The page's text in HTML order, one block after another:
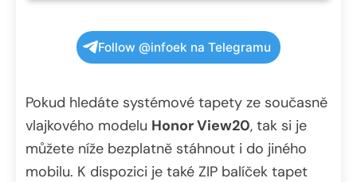
Follow @infoek na Telegramu
Pokud hledáte systémové tapety ze současně
vlajkového modelu Honor View20, tak si je
můžete níže bezplatně stáhnout i do jiného
mobilu. K dispozici je také ZIP balíček tapet